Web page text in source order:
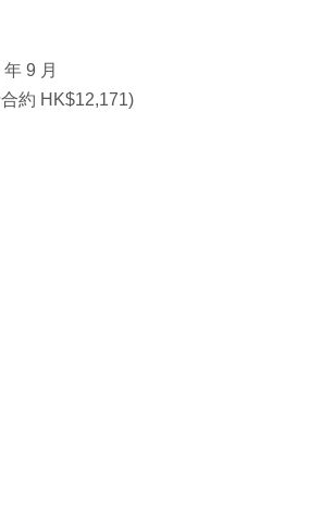
9 月
約 HK$12,171)